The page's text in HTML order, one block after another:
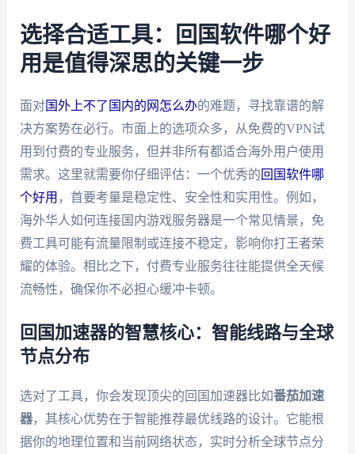
选择合适工具：回国软件哪个好
用是值得深思的关键一步
面对国外上不了国内的网怎么办的难题，寻找靠谱的解
决方案势在必行。市面上的选项众多，从免费的VPN试
用到付费的专业服务，但并非所有都适合海外用户使用
需求。这里就需要你仔细评估：一个优秀的回国软件哪
个好用 ，首要考量是稳定性、安全性和实用性。例如，
海外华人如何连接国内游戏服务器是一个常见情景，免
费工具可能有流量限制或连接不稳定，影响你打王者荣
耀的体验。相比之下，付费专业服务往往能提供全天候
流畅性，确保你不必担心缓冲卡顿。
回国加速器的智慧核心：智能线路与全球
节点分布
选对了工具，你会发现顶尖的回国加速器比如番茄加速
器，其核心优势在于智能推荐最优线路的设计。它能根
据你的地理位置和当前网络状态，实时分析全球节点分